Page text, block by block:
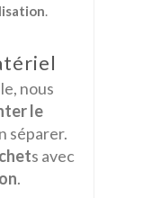
.
nous
le
séparer.
s avec
.